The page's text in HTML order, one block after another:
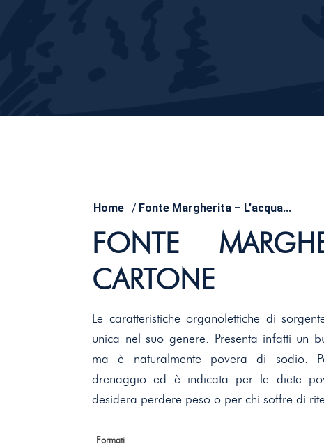
Home / Fonte Margherita – L’acqua...
FONTE
CARTONE
Le caratteristiche organolettiche di
unica nel suo genere. Presenta infatti un
ma è naturalmente povera di sodio.
drenaggio ed è indicata per le diete
desidera perdere peso o per chi soffre di
Formati